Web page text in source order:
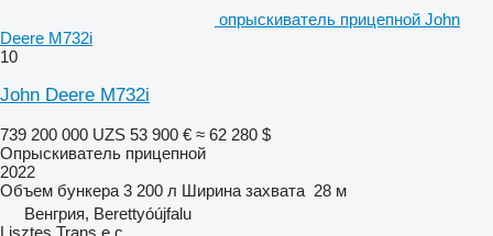
опрыскиватель прицепной John
Deere M732i
10
John Deere M732i
739 200 000 UZS 53 900 € ≈ 62 280 $
Опрыскиватель прицепной
2022
Объем бункера 3 200 л Ширина захвата 28 м
Венгрия, Berettyóújfalu
Lisztes Trans e.c.